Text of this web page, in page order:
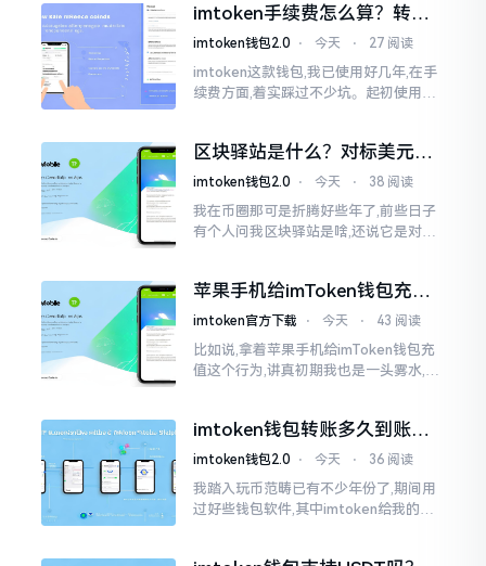
率出现的一点点波动
imtoken手续费怎么算？转账
和交易所差别大了
imtoken钱包2.0 ⋅ 今天 ⋅ 27 阅读
imtoken这款钱包,我已使用好几年,在手
续费方面,着实踩过不少坑。起初使用时,
明白
区块驿站是什么？对标美元的
ETH到底咋回事
imtoken钱包2.0 ⋅ 今天 ⋅ 38 阅读
我在币圈那可是折腾好些年了,前些日子
有个人问我区块驿站是啥,还说它是对标
找了些资料
苹果手机给imToken钱包充
值，这几步别搞错
imtoken官方下载 ⋅ 今天 ⋅ 43 阅读
比如说,拿着苹果手机给imToken钱包充
值这个行为,讲真初期我也是一头雾水,搞
imtoken钱包转账多久到账？
一文说清楚
imtoken钱包2.0 ⋅ 今天 ⋅ 36 阅读
我踏入玩币范畴已有不少年份了,期间用
过好些钱包软件,其中imtoken给我的整